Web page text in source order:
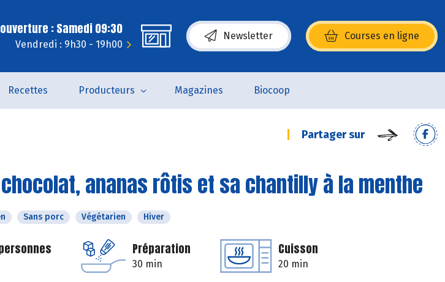
: Samedi 09:30
Vendredi : 9h30 - 19h00
Newsletter Courses en ligne
(s’ouvre dans une nouvelle fenêtre)
Recettes Producteurs Magazines Biocoop
Partager sur
ananas rôtis et sa chantilly à la menthe
Sans porc Végétarien Hiver
Préparation
30 min
Cuisson
20 min